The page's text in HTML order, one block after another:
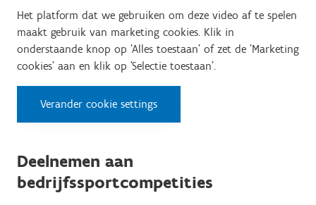
Het platform dat we gebruiken om deze video af te spelen
maakt gebruik van marketing cookies. Klik in
onderstaande knop op 'Alles toestaan' of zet de 'Marketing
cookies' aan en klik op 'Selectie toestaan'.
Verander cookie settings
Deelnemen aan
bedrijfssportcompetities